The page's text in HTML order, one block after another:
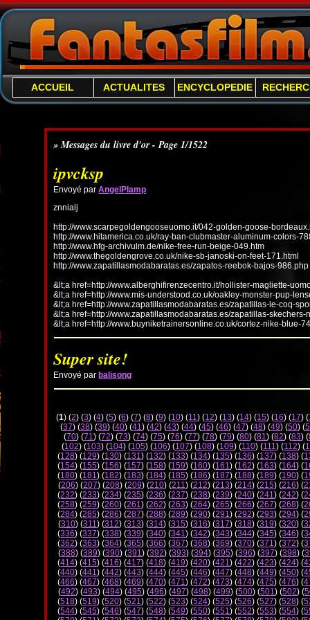
ACCUEIL ACTUALITES ENCYCLOPEDIE
» Messages du livre d'or - Page 1/1522
ipvcksp
Envoyé parAngelPlamp
znnialj
http://www.scarpegoldengooseuomo.it/042-golden-goose-
http://www.hitamerica.co.uk/ray-ban-clubmaster-aluminum-colors-
http://www.hfg-archivulm.de/nike-free-run-beige-049.htm
http://www.thegoldengrove.co.uk/nike-sb-janoski-on-feet-171.html
http://www.zapatillasmodabaratas.es/zapatos-reebok-bajos-986.php
&lt;a href=http://www.alberghifirenzecentro.it/hollister-magliette-
&lt;a href=http://www.mis-understood.co.uk/oakley-monster-pup-
&lt;a href=http://www.zapatillasmodabaratas.es/zapatillas-le-coq-
&lt;a href=http://www.zapatillasmodabaratas.es/zapatillas-
&lt;a href=http://www.buyniketrainersonline.co.uk/cortez-nike-blue-
Super site!
Envoyé par balisong
(1) (2) (3) (4) (5) (6) (7) (8) (9) (10) (11) (12) (13) (14) (15) (16) (17) (
(37) (38) (39) (40) (41) (42) (43) (44) (45) (46) (47) (48) (49) (50) (
(70) (71) (72) (73) (74) (75) (76) (77) (78) (79) (80) (81) (82) (83) (
(102) (103) (104) (105) (106) (107) (108) (109) (110) (111) (112) (
(128) (129) (130) (131) (132) (133) (134) (135) (136) (137) (138) (
(154) (155) (156) (157) (158) (159) (160) (161) (162) (163) (164) (
(180) (181) (182) (183) (184) (185) (186) (187) (188) (189) (190) (
(206) (207) (208) (209) (210) (211) (212) (213) (214) (215) (216) (
(232) (233) (234) (235) (236) (237) (238) (239) (240) (241) (242) (
(258) (259) (260) (261) (262) (263) (264) (265) (266) (267) (268) (
(284) (285) (286) (287) (288) (289) (290) (291) (292) (293) (294) (
(310) (311) (312) (313) (314) (315) (316) (317) (318) (319) (320) (
(336) (337) (338) (339) (340) (341) (342) (343) (344) (345) (346) (
(362) (363) (364) (365) (366) (367) (368) (369) (370) (371) (372) (
(388) (389) (390) (391) (392) (393) (394) (395) (396) (397) (398) (
(414) (415) (416) (417) (418) (419) (420) (421) (422) (423) (424) (
(440) (441) (442) (443) (444) (445) (446) (447) (448) (449) (450) (
(466) (467) (468) (469) (470) (471) (472) (473) (474) (475) (476) (
(492) (493) (494) (495) (496) (497) (498) (499) (500) (501) (502) (
(518) (519) (520) (521) (522) (523) (524) (525) (526) (527) (528) (
(544) (545) (546) (547) (548) (549) (550) (551) (552) (553) (554) (